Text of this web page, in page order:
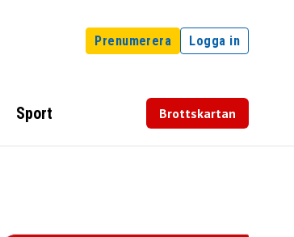
Prenumerera Logga in
Sport Brottskartan